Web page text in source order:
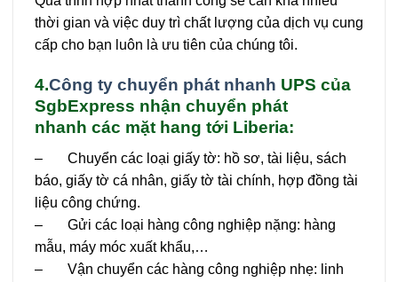
thời gian và việc duy trì chất lượng của dịch vụ cung
cấp cho bạn luôn là ưu tiên của chúng tôi.
4.Công ty chuyển phát nhanh UPS của
SgbExpress nhận chuyển phát
nhanh các mặt hang tới Liberia:
– Chuyển các loại giấy tờ: hồ sơ, tài liệu, sách
báo, giấy tờ cá nhân, giấy tờ tài chính, hợp đồng tài
liệu công chứng.
– Gửi các loại hàng công nghiệp nặng: hàng
mẫu, máy móc xuất khẩu,…
– Vận chuyển các hàng công nghiệp nhẹ: linh